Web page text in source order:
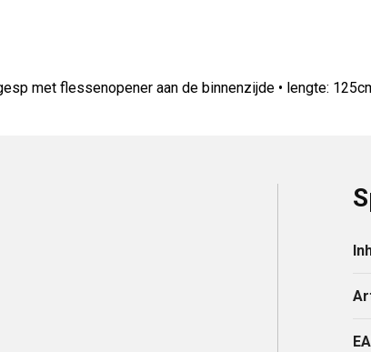
met flessenopener aan de binnenzijde • lengte: